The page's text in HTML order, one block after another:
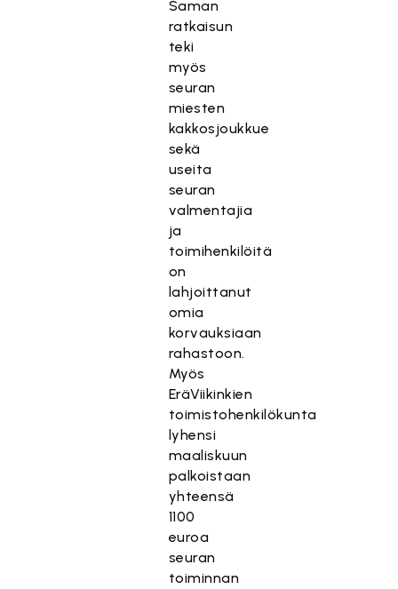
Saman
ratkaisun
teki
myös
seuran
miesten
kakkosjoukkue
sekä
useita
seuran
valmentajia
ja
toimihenkilöitä
on
lahjoittanut
omia
korvauksiaan
rahastoon.
Myös
EräViikinkien
toimistohenkilökunta
lyhensi
maaliskuun
palkoistaan
yhteensä
1100
euroa
seuran
toiminnan